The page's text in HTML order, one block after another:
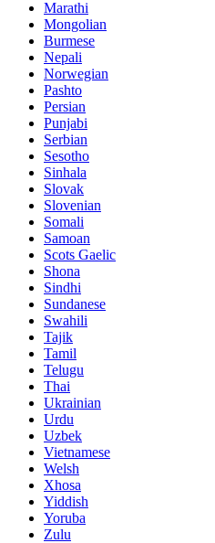
Marathi
Mongolian
Burmese
Nepali
Norwegian
Pashto
Persian
Punjabi
Serbian
Sesotho
Sinhala
Slovak
Slovenian
Somali
Samoan
Scots Gaelic
Shona
Sindhi
Sundanese
Swahili
Tajik
Tamil
Telugu
Thai
Ukrainian
Urdu
Uzbek
Vietnamese
Welsh
Xhosa
Yiddish
Yoruba
Zulu